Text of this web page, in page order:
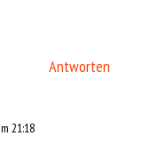
Antworten
21:18